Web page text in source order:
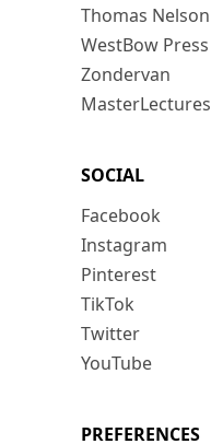
Thomas Nelson
WestBow Press
Zondervan
MasterLectures
SOCIAL
Facebook
Instagram
Pinterest
TikTok
Twitter
YouTube
PREFERENCES